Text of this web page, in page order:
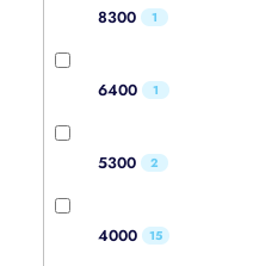
8300 1
6400 1
5300 2
4000 15